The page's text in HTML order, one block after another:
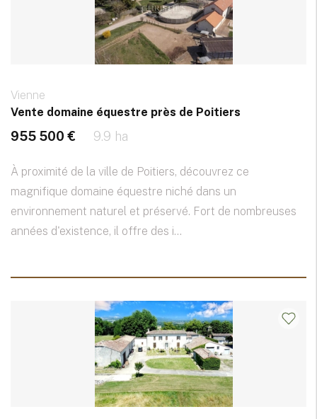
Vienne
Vente domaine équestre près de Poitiers
955 500 € 9.9 ha
À proximité de la ville de Poitiers, découvrez ce
magnifique domaine équestre niché dans un
environnement naturel et préservé. Fort de nombreuses
années d'existence, il offre des i...